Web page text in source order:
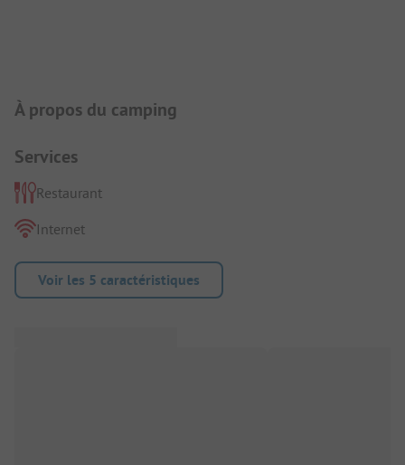
Présentation du camping
À propos du camping
Services
Restaurant
Internet
Voir les 5 caractéristiques